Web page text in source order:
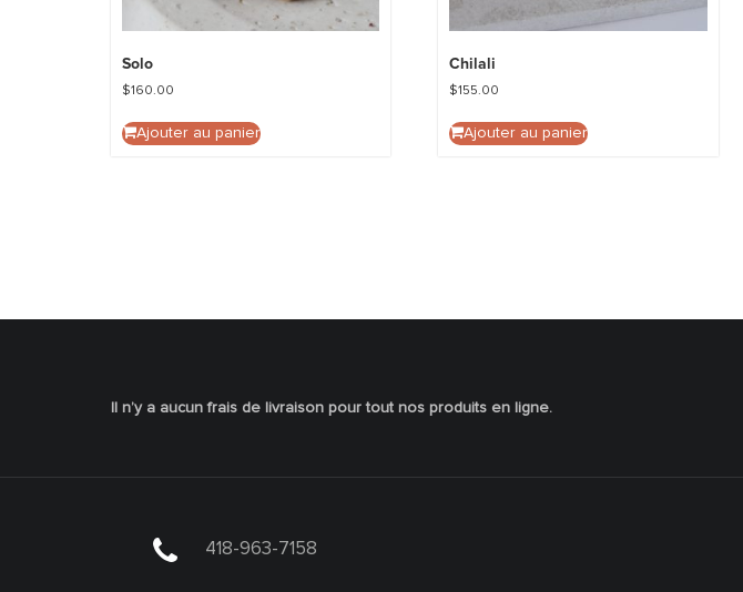
Solo
$160.00
Ajouter au panier
Chilali
$155.00
Ajouter au panier
Boutique
Il n’y a aucun frais de livraison pour tout nos produits en ligne.
418-963-7158